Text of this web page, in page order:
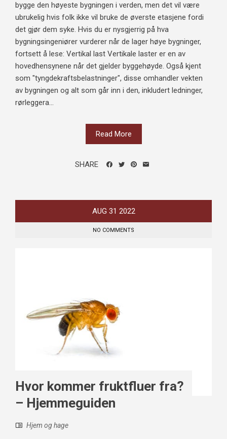
bygge den høyeste bygningen i verden, men det vil være
ubrukelig hvis folk ikke vil bruke de øverste etasjene fordi
det gjør dem syke. Hvis du er nysgjerrig på hva
bygningsingeniører vurderer når de lager høye bygninger,
fortsett å lese: Vertikal last Vertikale laster er en av
hovedhensynene når det gjelder byggehøyde. Også kjent
som "tyngdekraftsbelastninger", disse omhandler vekten
av bygningen og alt som går inn i den, inkludert ledninger,
rørleggera...
Read More
SHARE
AUG 31 2022
NO COMMENTS
Hvor kommer fruktfluer fra?
– Hjemmeguiden
Hjem og hage